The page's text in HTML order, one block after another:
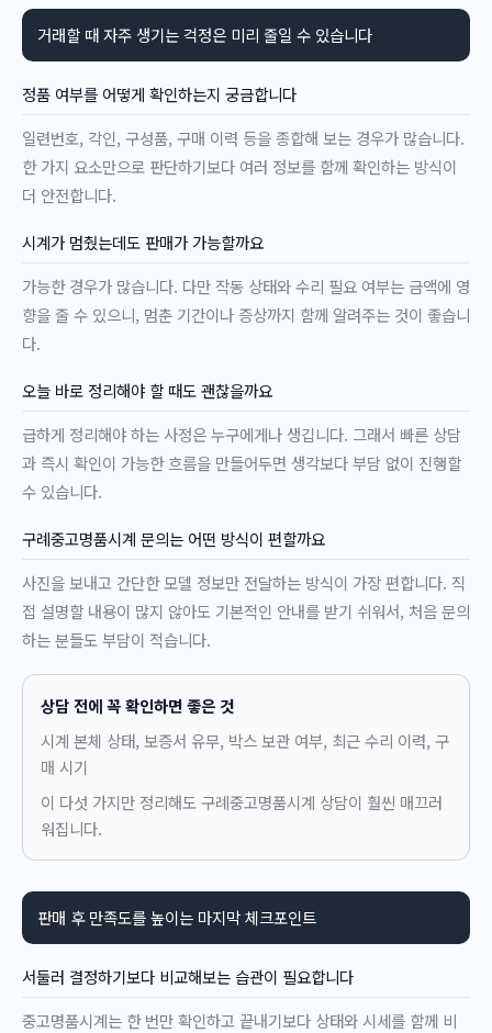
거래할 때 자주 생기는 걱정은 미리 줄일 수 있습니다
정품 여부를 어떻게 확인하는지 궁금합니다
일련번호, 각인, 구성품, 구매 이력 등을 종합해 보는 경우가 많습니다.
한 가지 요소만으로 판단하기보다 여러 정보를 함께 확인하는 방식이
더 안전합니다.
시계가 멈췄는데도 판매가 가능할까요
가능한 경우가 많습니다. 다만 작동 상태와 수리 필요 여부는 금액에 영
향을 줄 수 있으니, 멈춘 기간이나 증상까지 함께 알려주는 것이 좋습니
다.
오늘 바로 정리해야 할 때도 괜찮을까요
급하게 정리해야 하는 사정은 누구에게나 생깁니다. 그래서 빠른 상담
과 즉시 확인이 가능한 흐름을 만들어두면 생각보다 부담 없이 진행할
수 있습니다.
구례중고명품시계 문의는 어떤 방식이 편할까요
사진을 보내고 간단한 모델 정보만 전달하는 방식이 가장 편합니다. 직
접 설명할 내용이 많지 않아도 기본적인 안내를 받기 쉬워서, 처음 문의
하는 분들도 부담이 적습니다.
상담 전에 꼭 확인하면 좋은 것
시계 본체 상태, 보증서 유무, 박스 보관 여부, 최근 수리 이력, 구
매 시기
이 다섯 가지만 정리해도 구례중고명품시계 상담이 훨씬 매끄러
워집니다.
판매 후 만족도를 높이는 마지막 체크포인트
서둘러 결정하기보다 비교해보는 습관이 필요합니다
중고명품시계는 한 번만 확인하고 끝내기보다 상태와 시세를 함께 비